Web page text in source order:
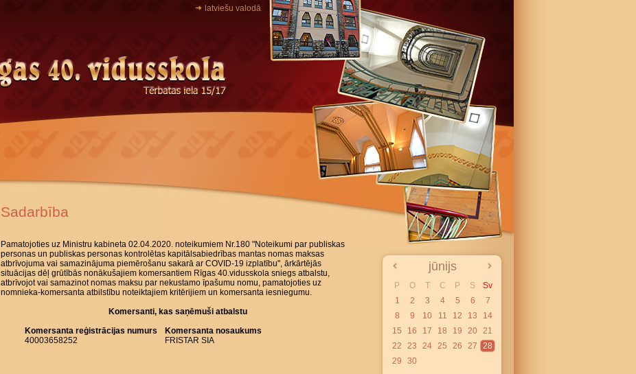
latviešu valodā
Sadarbība
Pamatojoties uz Ministru kabineta 02.04.2020. noteikumiem Nr.180 "Noteikumi par publiskas
personas un publiskas personas kontrolētas kapitālsabiedrības mantas nomas maksas
atbrīvojuma vai samazinājuma piemērošanu sakarā ar COVID-19 izplatību", ārkārtējās
situācijas dēļ grūtībās nonākušajiem komersantiem Rīgas 40.vidusskola sniegs atbalstu,
atbrīvojot vai samazinot nomas maksu par nekustamo īpašumu nomu, pamatojoties uz
nomnieka-komersanta atbilstību noteiktajiem kritērijiem un komersanta iesniegumu.
Komersanti, kas saņēmuši atbalstu
Komersanta reģistrācijas numurs
Komersanta nosaukums
40003658252
FRISTAR SIA
jūnijs
P O T C P S
Sv
1
2 3 4 5 6
7
8
9 10 11 12 13
14
15
16 17 18 19 20 21
22
23 24 25 26 27
28
29
30